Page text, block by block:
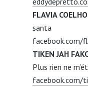
FLAVIA COELHO
santa
facebook.com/
TIKEN JAH
Plus rien ne
facebook.com/